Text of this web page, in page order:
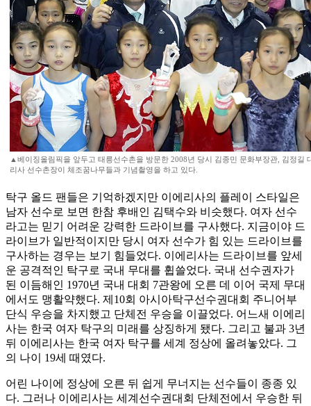
▲베이징올림픽을 앞두고 태릉선수촌을 방문한 2008년 당시 김종민 문화부장관, 김정길
리사 선수촌장이 체조꿈나무들과 기념촬영을 하고 있다.
탁구 올드 팬들은 기억하겠지만 이에리사의 플레이 스타일은
남자 선수로 보면 한참 후배인 김택수와 비슷했다. 여자 선수
라고는 믿기 어려운 강력한 드라이브를 구사했다. 지금이야 드
라이브가 일반적이지만 당시 여자 선수가 힘 있는 드라이브를
구사하는 경우는 보기 힘들었다. 이에리사는 드라이브를 앞세
운 공격적인 탁구로 국내 무대를 휩쓸었다. 국내 선수권자가
된 이듬해인 1970년 국내 대회 7관왕에 오른 데 이어 국제 무대
에서도 맹활약했다. 제10회 아시아탁구선수권대회 주니어부
단식 우승을 차지했고 단체전 우승을 이끌었다. 어느새 이에리
사는 한국 여자 탁구의 미래를 상징하게 됐다. 그리고 불과 3년
뒤 이에리사는 한국 여자 탁구를 세계 정상에 올려놓았다. 그
의 나이 19세 때였다.
어린 나이에 정상에 오른 뒤 쉽게 무너지는 선수들이 종종 있
다. 그러나 이에리사는 세계선수권대회 단체전에서 우승한 뒤